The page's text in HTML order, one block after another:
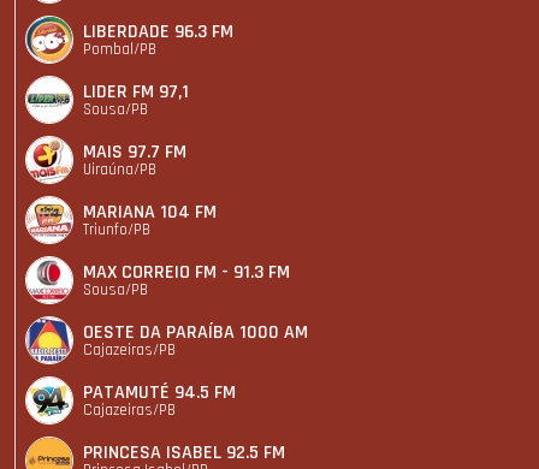
LIBERDADE 96.3 FM
Pombal/PB
LIDER FM 97,1
Sousa/PB
MAIS 97.7 FM
Uiraúna/PB
MARIANA 104 FM
Triunfo/PB
MAX CORREIO FM - 91.3 FM
Sousa/PB
OESTE DA PARAÍBA 1000 AM
Cajazeiras/PB
PATAMUTÉ 94.5 FM
Cajazeiras/PB
PRINCESA ISABEL 92.5 FM